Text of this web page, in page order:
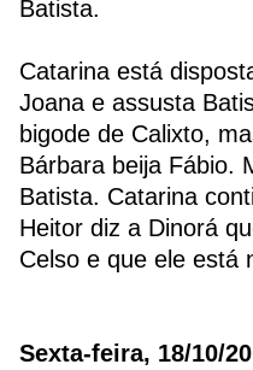
Batista.
Catarina está
Joana e assusta
bigode de Calixto,
Bárbara beija Fábio.
Batista. Catarina
Heitor diz a Dinorá
Celso e que ele está
Sexta-feira, 18/10/